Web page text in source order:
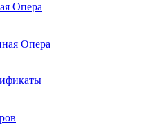
Опера
Опера